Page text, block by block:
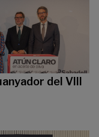
del VIII